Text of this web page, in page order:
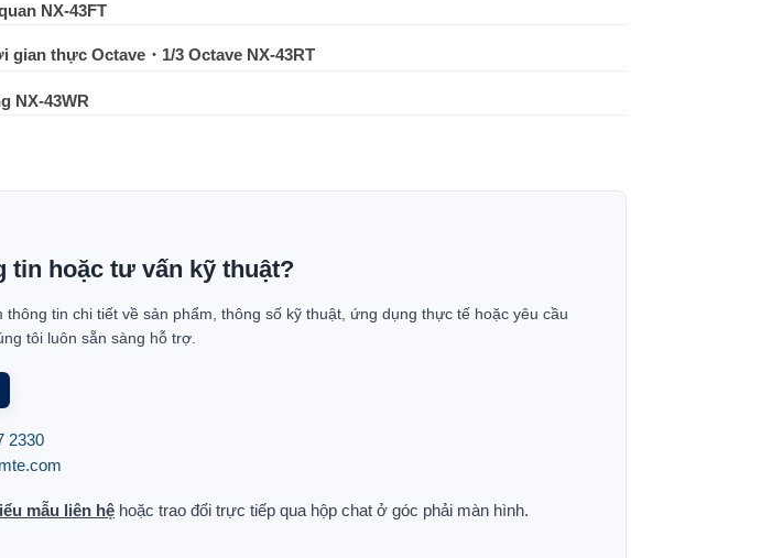
NX-43FT
thực Octave・1/3 Octave NX-43RT
NX-43WR
tin hoặc tư vấn kỹ thuật?
thông tin chi tiết về sản phẩm, thông số kỹ thuật, ứng dụng thực tế hoặc yêu cầu
tôi luôn sẵn sàng hỗ trợ.
2330
mẫu liên hệ hoặc trao đổi trực tiếp qua hộp chat ở góc phải màn hình.